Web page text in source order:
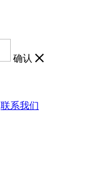
确认
联系我们